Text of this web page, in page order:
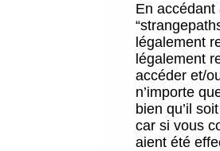
En accédant
légalement
légalement
accéder et/
n’importe
bien qu’il
car si vous
aient été